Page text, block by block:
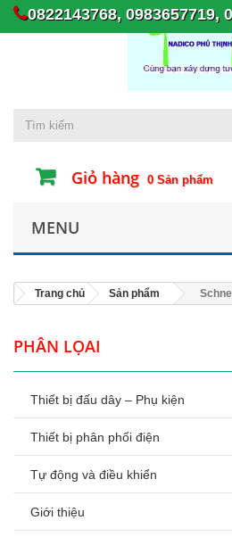
0822143768, 0983657719,
Giỏ hàng 0 Sản phẩm
MENU
Trang chủ Sản phẩm
PHÂN LỌAI
Thiết bị đấu dây – Phụ kiện
Thiết bị phân phối điện
Tự động và điều khiển
Giới thiệu